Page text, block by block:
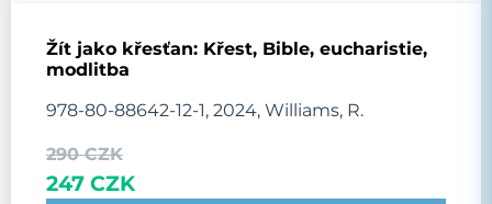
Žít jako křesťan: Křest, Bible, eucharistie,
modlitba
978-80-88642-12-1, 2024, Williams, R.
290 CZK
247 CZK